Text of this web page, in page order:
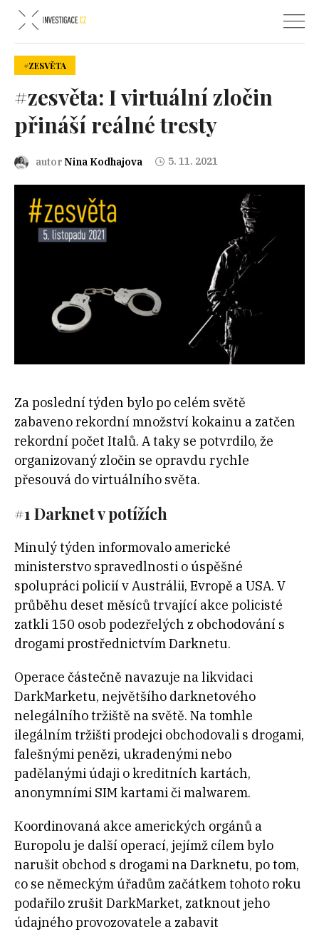
#ZESVĚTA
#zesvěta: I virtuální zločin
přináší reálné tresty
autorNina Kodhajova 5. 11. 2021
Za poslední týden bylo po celém světě
zabaveno rekordní množství kokainu a zatčen
rekordní počet Italů. A taky se potvrdilo, že
organizovaný zločin se opravdu rychle
přesouvá do virtuálního světa.
#1 Darknet v potížích
Minulý týden informovalo americké
ministerstvo spravedlnosti o úspěšné
spolupráci policií v Austrálii, Evropě a USA. V
průběhu deset měsíců trvající akce policisté
zatkli 150 osob podezřelých z obchodování s
drogami prostřednictvím Darknetu.
Operace částečně navazuje na likvidaci
DarkMarketu, největšího darknetového
nelegálního tržiště na světě. Na tomhle
ilegálním tržišti prodejci obchodovali s drogami,
falešnými penězi, ukradenými nebo
padělanými údaji o kreditních kartách,
anonymními SIM kartami či malwarem.
Koordinovaná akce amerických orgánů a
Europolu je další operací, jejímž cílem bylo
narušit obchod s drogami na Darknetu, po tom,
co se německým úřadům začátkem tohoto roku
podařilo zrušit DarkMarket, zatknout jeho
údajného provozovatele a zabavit